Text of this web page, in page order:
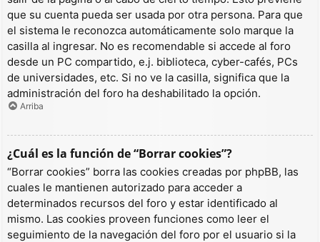
que su cuenta pueda ser usada por otra persona. Para que
el sistema le reconozca automáticamente solo marque la
casilla al ingresar. No es recomendable si accede al foro
desde un PC compartido, e.j. biblioteca, cyber-cafés, PCs
de universidades, etc. Si no ve la casilla, significa que la
administración del foro ha deshabilitado la opción.
Arriba
¿Cuál es la función de “Borrar cookies”?
“Borrar cookies” borra las cookies creadas por phpBB, las
cuales le mantienen autorizado para acceder a
determinados recursos del foro y estar identificado al
mismo. Las cookies proveen funciones como leer el
seguimiento de la navegación del foro por el usuario si la